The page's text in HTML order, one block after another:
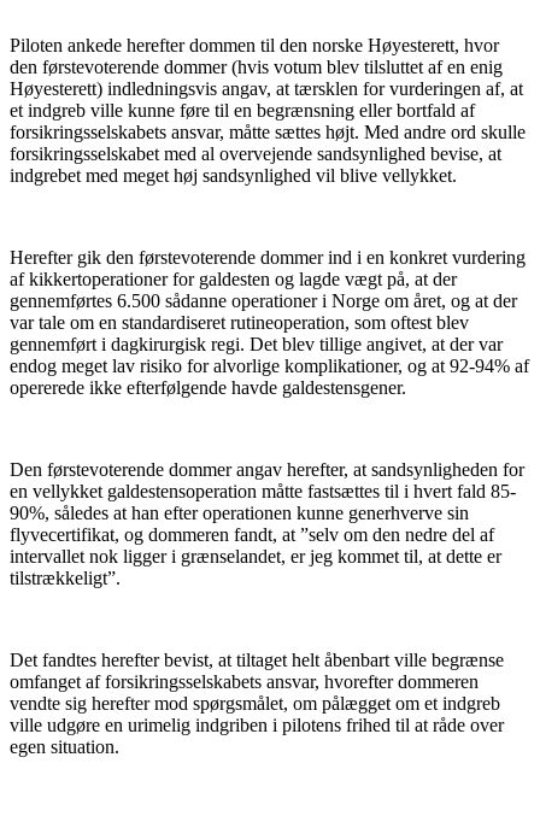
Piloten ankede herefter dommen til den norske Høyesterett, hvor
den førstevoterende dommer (hvis votum blev tilsluttet af en enig
Høyesterett) indledningsvis angav, at tærsklen for vurderingen af, at
et indgreb ville kunne føre til en begrænsning eller bortfald af
forsikringsselskabets ansvar, måtte sættes højt. Med andre ord skulle
forsikringsselskabet med al overvejende sandsynlighed bevise, at
indgrebet med meget høj sandsynlighed vil blive vellykket.
Herefter gik den førstevoterende dommer ind i en konkret vurdering
af kikkertoperationer for galdesten og lagde vægt på, at der
gennemførtes 6.500 sådanne operationer i Norge om året, og at der
var tale om en standardiseret rutineoperation, som oftest blev
gennemført i dagkirurgisk regi. Det blev tillige angivet, at der var
endog meget lav risiko for alvorlige komplikationer, og at 92-94% af
opererede ikke efterfølgende havde galdestensgener.
Den førstevoterende dommer angav herefter, at sandsynligheden for
en vellykket galdestensoperation måtte fastsættes til i hvert fald 85-
90%, således at han efter operationen kunne generhverve sin
flyvecertifikat, og dommeren fandt, at ”selv om den nedre del af
intervallet nok ligger i grænselandet, er jeg kommet til, at dette er
tilstrækkeligt”.
Det fandtes herefter bevist, at tiltaget helt åbenbart ville begrænse
omfanget af forsikringsselskabets ansvar, hvorefter dommeren
vendte sig herefter mod spørgsmålet, om pålægget om et indgreb
ville udgøre en urimelig indgriben i pilotens frihed til at råde over
egen situation.